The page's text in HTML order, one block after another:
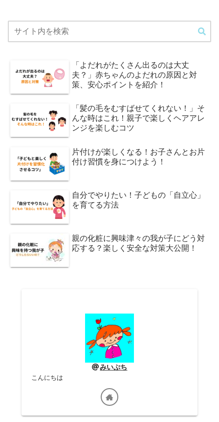
「よだれがたくさん出るのは大丈
夫？」赤ちゃんのよだれの原因と対
策、安心ポイントを紹介！
「髪の毛をむすばせてくれない！」そ
んな時はこれ！親子で楽しくヘアアレ
ンジを楽しむコツ
片付けが楽しくなる！お子さんとお片
付け習慣を身につけよう！
自分でやりたい！子どもの「自立心」
を育てる方法
親の化粧に興味津々の我が子にどう対
応する？楽しく安全な対策大公開！
みいぷち
こんにちは